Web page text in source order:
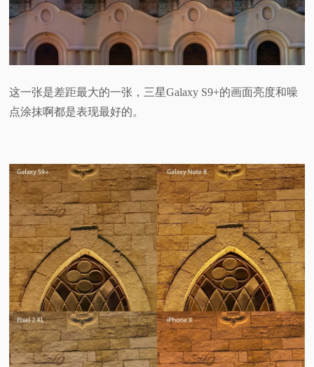
体
题
这一张是差距最大的一张，三星Galaxy S9+的画面亮度和噪
点涂抹啊都是表现最好的。